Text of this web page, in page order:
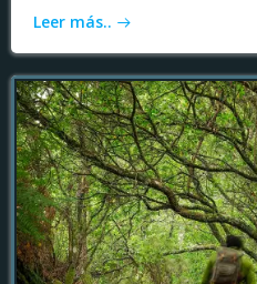
Leer más..